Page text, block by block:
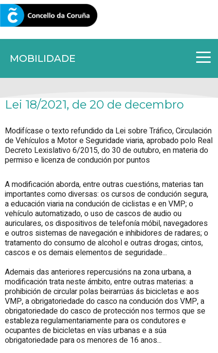
MOBILIDADE
CORUNA.GAL
Lei 18/2021, de 20 de decembro
Modifícase o texto refundido da Lei sobre Tráfico, Circulación
de Vehículos a Motor e Seguridade viaria, aprobado polo Real
Decreto Lexislativo 6/2015, do 30 de outubro, en materia do
permiso e licenza de condución por puntos
A modificación aborda, entre outras cuestións, materias tan
importantes como diversas: os cursos de condución segura,
a educación viaria na condución de ciclistas e en VMP; o
vehículo automatizado, o uso de cascos de audio ou
auriculares, os dispositivos de telefonía móbil, navegadores
e outros sistemas de navegación e inhibidores de radares; o
tratamento do consumo de alcohol e outras drogas; cintos,
cascos e os demais elementos de seguridade...
Ademais das anteriores repercusións na zona urbana, a
modificación trata neste ámbito, entre outras materias: a
prohibición de circular polas beirarrúas ás bicicletas e aos
VMP, a obrigatoriedade do casco na condución dos VMP, a
obrigatoriedade do casco de protección nos termos que se
estableza regulamentariamente para os condutores e
ocupantes de bicicletas en vías urbanas e a súa
obrigatoriedade para os menores de 16 anos...